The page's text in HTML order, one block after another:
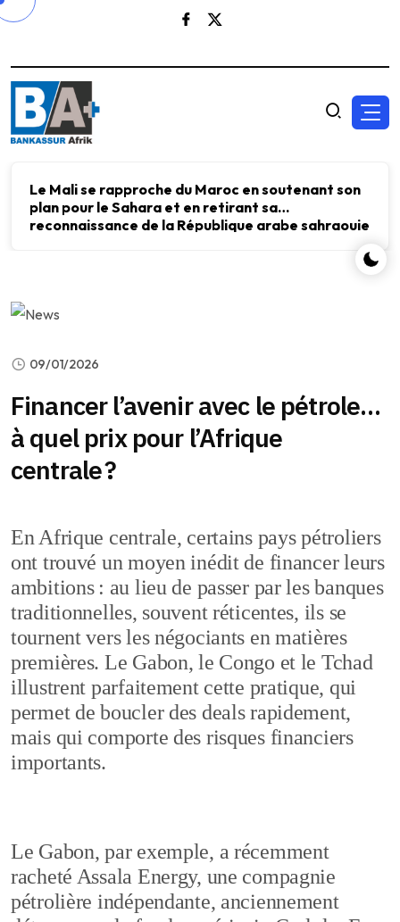
Le Mali se rapproche du Maroc en soutenant son
plan pour le Sahara et en retirant sa
reconnaissance de la République arabe sahraouie
09/01/2026
Financer l’avenir avec le pétrole…
à quel prix pour l’Afrique
centrale ?
En Afrique centrale, certains pays pétroliers
ont trouvé un moyen inédit de financer leurs
ambitions : au lieu de passer par les banques
traditionnelles, souvent réticentes, ils se
tournent vers les négociants en matières
premières. Le Gabon, le Congo et le Tchad
illustrent parfaitement cette pratique, qui
permet de boucler des deals rapidement,
mais qui comporte des risques financiers
importants.
Le Gabon, par exemple, a récemment
racheté Assala Energy, une compagnie
pétrolière indépendante, anciennement